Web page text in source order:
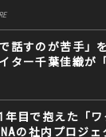
で話すのが苦手」
ター千葉佳織が
思い
年目で抱えた「
の社内プロジ